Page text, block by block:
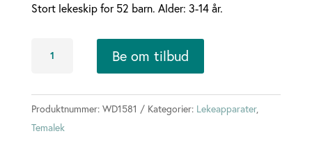
Stort lekeskip for 52 barn. Alder: 3-14 år.
Be om tilbud
Produktnummer: WD1581 Kategorier: Lekeapparater,
Temalek